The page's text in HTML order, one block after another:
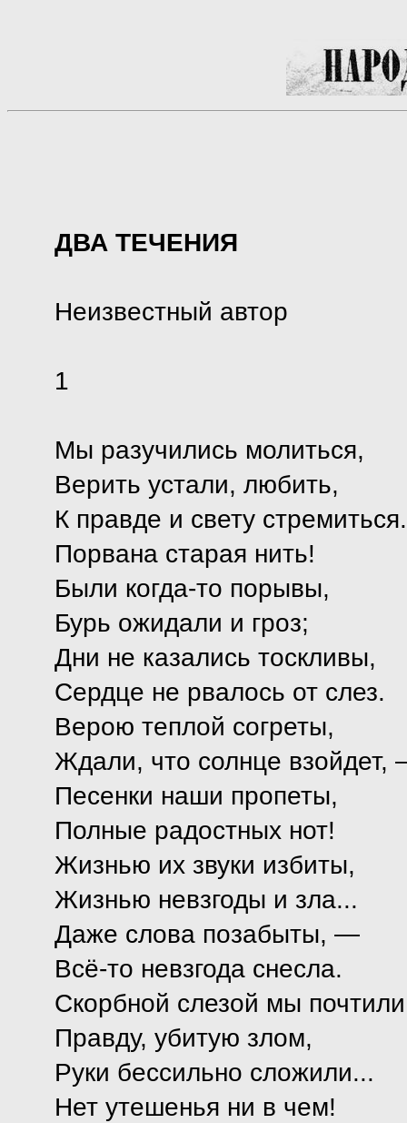
ДВА ТЕЧЕНИЯ
Неизвестный автор
1
Мы разучились молиться,
Верить устали, любить,
К правде и свету
Порвана старая нить!
Были когда-то порывы,
Бурь ожидали и гроз;
Дни не казались тоскливы,
Сердце не рвалось от слез.
Верою теплой согреты,
Ждали, что солнце взойдет,
Песенки наши пропеты,
Полные радостных нот!
Жизнью их звуки избиты,
Жизнью невзгоды и зла...
Даже слова позабыты, —
Всё-то невзгода снесла.
Скорбной слезой мы почтили
Правду, убитую злом,
Руки бессильно сложили...
Нет утешенья ни в чем!